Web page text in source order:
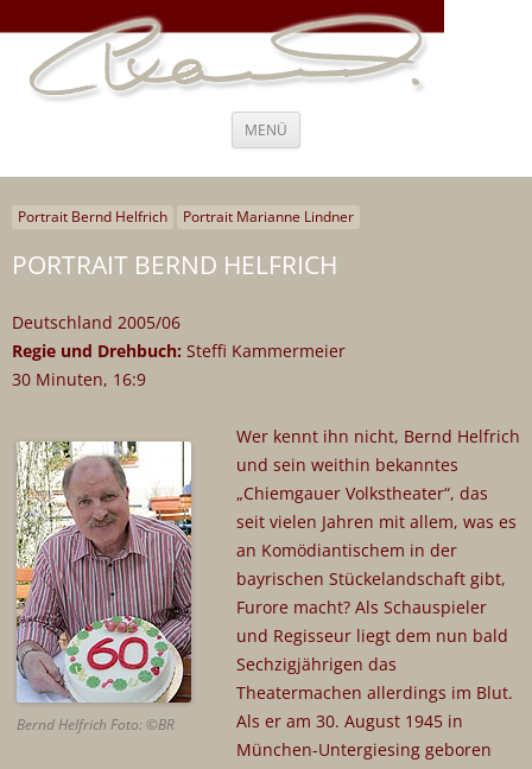
Steffi Kammermeier – Regie,
Drehbuch, Coaching und Beratung
Ich war nie “entweder-oder”, ich war immer “und, auch, sogar”
MENÜ
Portrait Bernd Helfrich Portrait Marianne Lindner
PORTRAIT BERND HELFRICH
Deutschland 2005/06
Regie und Drehbuch: Steffi Kammermeier
30 Minuten, 16:9
Bernd Helfrich Foto: ©BR
Wer kennt ihn nicht, Bernd Helfrich
und sein weithin bekanntes
„Chiemgauer Volkstheater“, das
seit vielen Jahren mit allem, was es
an Komödiantischem in der
bayrischen Stückelandschaft gibt,
Furore macht? Als Schauspieler
und Regisseur liegt dem nun bald
Sechzigjährigen das
Theatermachen allerdings im Blut.
Als er am 30. August 1945 in
München-Untergiesing geboren